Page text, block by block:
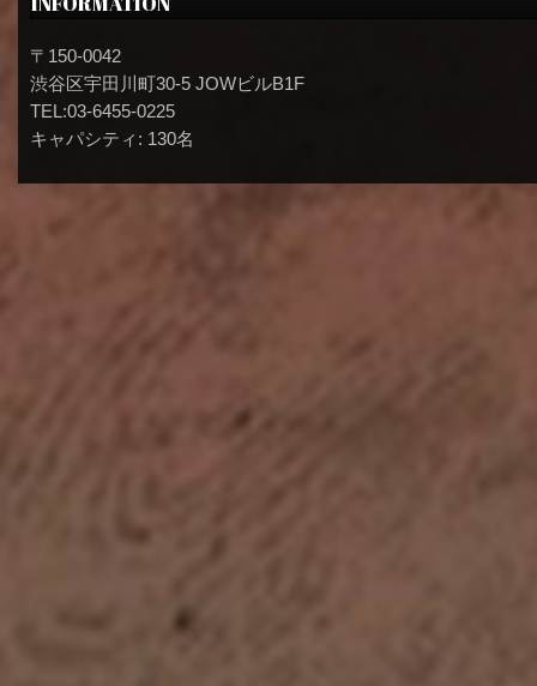
〒150-0042
渋谷区宇田川町30-5 JOWビルB1F
TEL:03-6455-0225
キャパシティ: 130名